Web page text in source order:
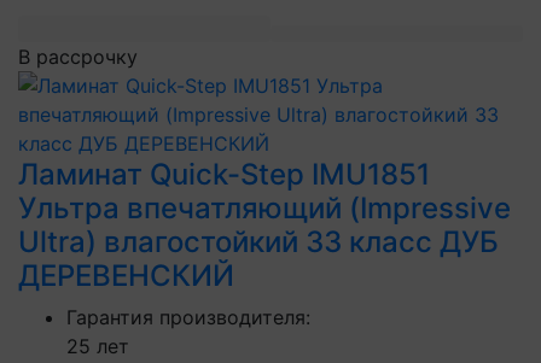
В рассрочку
Ламинат Quick-Step IMU1851
Ультра впечатляющий (Impressive
Ultra) влагостойкий 33 класс ДУБ
ДЕРЕВЕНСКИЙ
Гарантия производителя:
25 лет